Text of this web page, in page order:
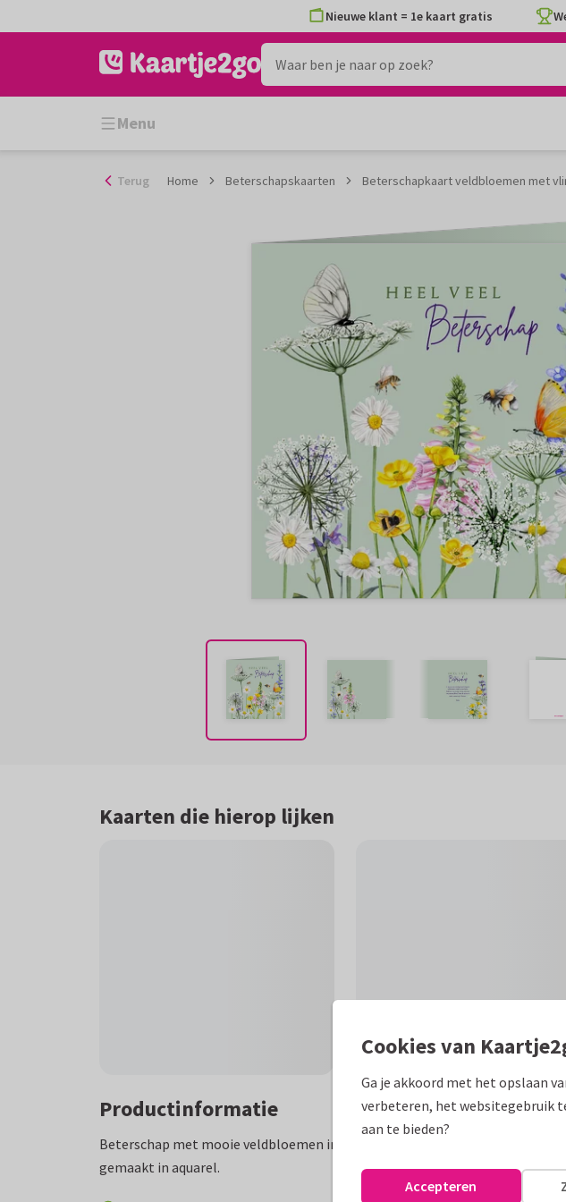
naar
Nieuwe klant = 1e kaart gratis
Menu
Terug Home Beterschapskaarten Beterschapkaart veldbloemen met
Kaarten die hierop lijken
Productinformatie
Beterschap met mooie veldbloemen in de natuur met vlinders en bijen,
gemaakt in aquarel.
Cookies van
Ga je akkoord met het opslaan
verbeteren, het websitegebruik
aan te bieden?
Accepteren